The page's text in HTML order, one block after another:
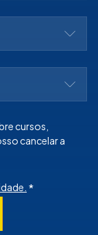
cursos,
cancelar a
*